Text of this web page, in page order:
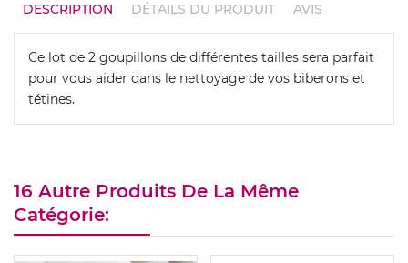
DESCRIPTION DÉTAILS DU PRODUIT AVIS
Ce lot de 2 goupillons de différentes tailles sera parfait
pour vous aider dans le nettoyage de vos biberons et
tétines.
16 Autre Produits De La Même
Catégorie: